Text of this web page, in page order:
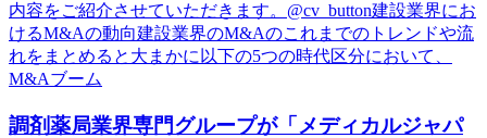
内容をご紹介させていただきます。@cv_button建設業界にお
けるM&Aの動向建設業界のM&Aのこれまでのトレンドや流
れをまとめると大まかに以下の5つの時代区分において、
M&Aブーム
調剤薬局業界専門グループが「メディカルジャパ